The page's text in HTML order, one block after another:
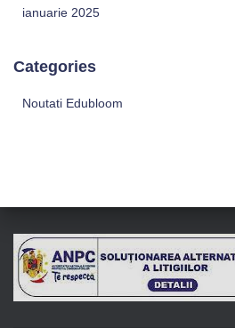
ianuarie 2025
Categories
Noutati Edubloom